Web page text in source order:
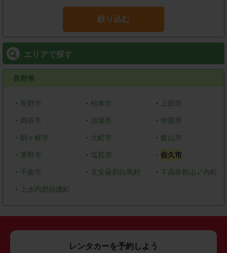
絞り込む
エリアで探す
長野県
・ 長野市 ・ 松本市 ・ 上田市
・ 岡谷市 ・ 須坂市 ・ 伊那市
・ 駒ヶ根市 ・ 大町市 ・ 飯山市
・ 茅野市 ・ 塩尻市 ・佐久市
・ 千曲市 ・ 北安曇郡白馬村 ・ 下高井郡山ノ内町
・ 上水内郡信濃町
レンタカーを予約しよう